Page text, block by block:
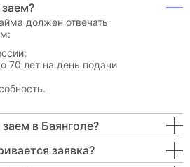
должен отвечать
70 лет на день подачи
в Баянголе?
заявка?